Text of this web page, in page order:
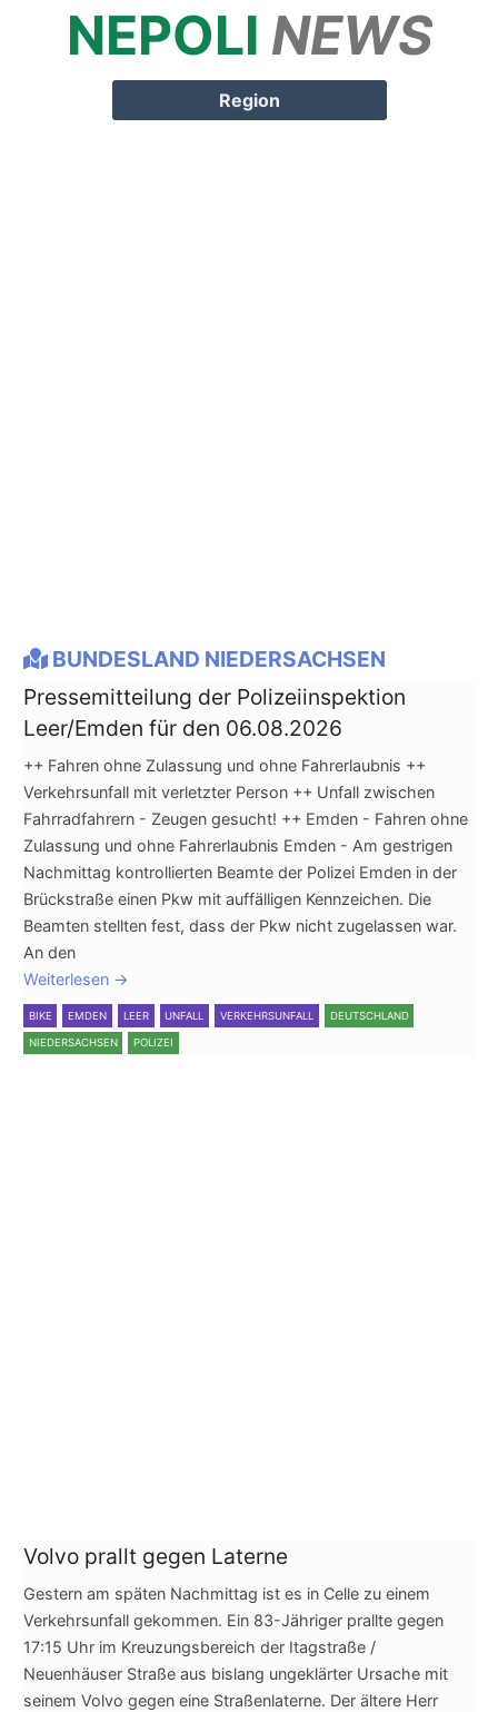
NEPOLI NEWS
Region
BUNDESLAND NIEDERSACHSEN
Pressemitteilung der Polizeiinspektion
Leer/Emden für den 06.08.2026
++ Fahren ohne Zulassung und ohne Fahrerlaubnis ++
Verkehrsunfall mit verletzter Person ++ Unfall zwischen
Fahrradfahrern - Zeugen gesucht! ++ Emden - Fahren ohne
Zulassung und ohne Fahrerlaubnis Emden - Am gestrigen
Nachmittag kontrollierten Beamte der Polizei Emden in der
Brückstraße einen Pkw mit auffälligen Kennzeichen. Die
Beamten stellten fest, dass der Pkw nicht zugelassen war.
An den
Weiterlesen →
BIKE EMDEN LEER UNFALL VERKEHRSUNFALL DEUTSCHLAND
NIEDERSACHSEN POLIZEI
Volvo prallt gegen Laterne
Gestern am späten Nachmittag ist es in Celle zu einem
Verkehrsunfall gekommen. Ein 83-Jähriger prallte gegen
17:15 Uhr im Kreuzungsbereich der Itagstraße /
Neuenhäuser Straße aus bislang ungeklärter Ursache mit
seinem Volvo gegen eine Straßenlaterne. Der ältere Herr